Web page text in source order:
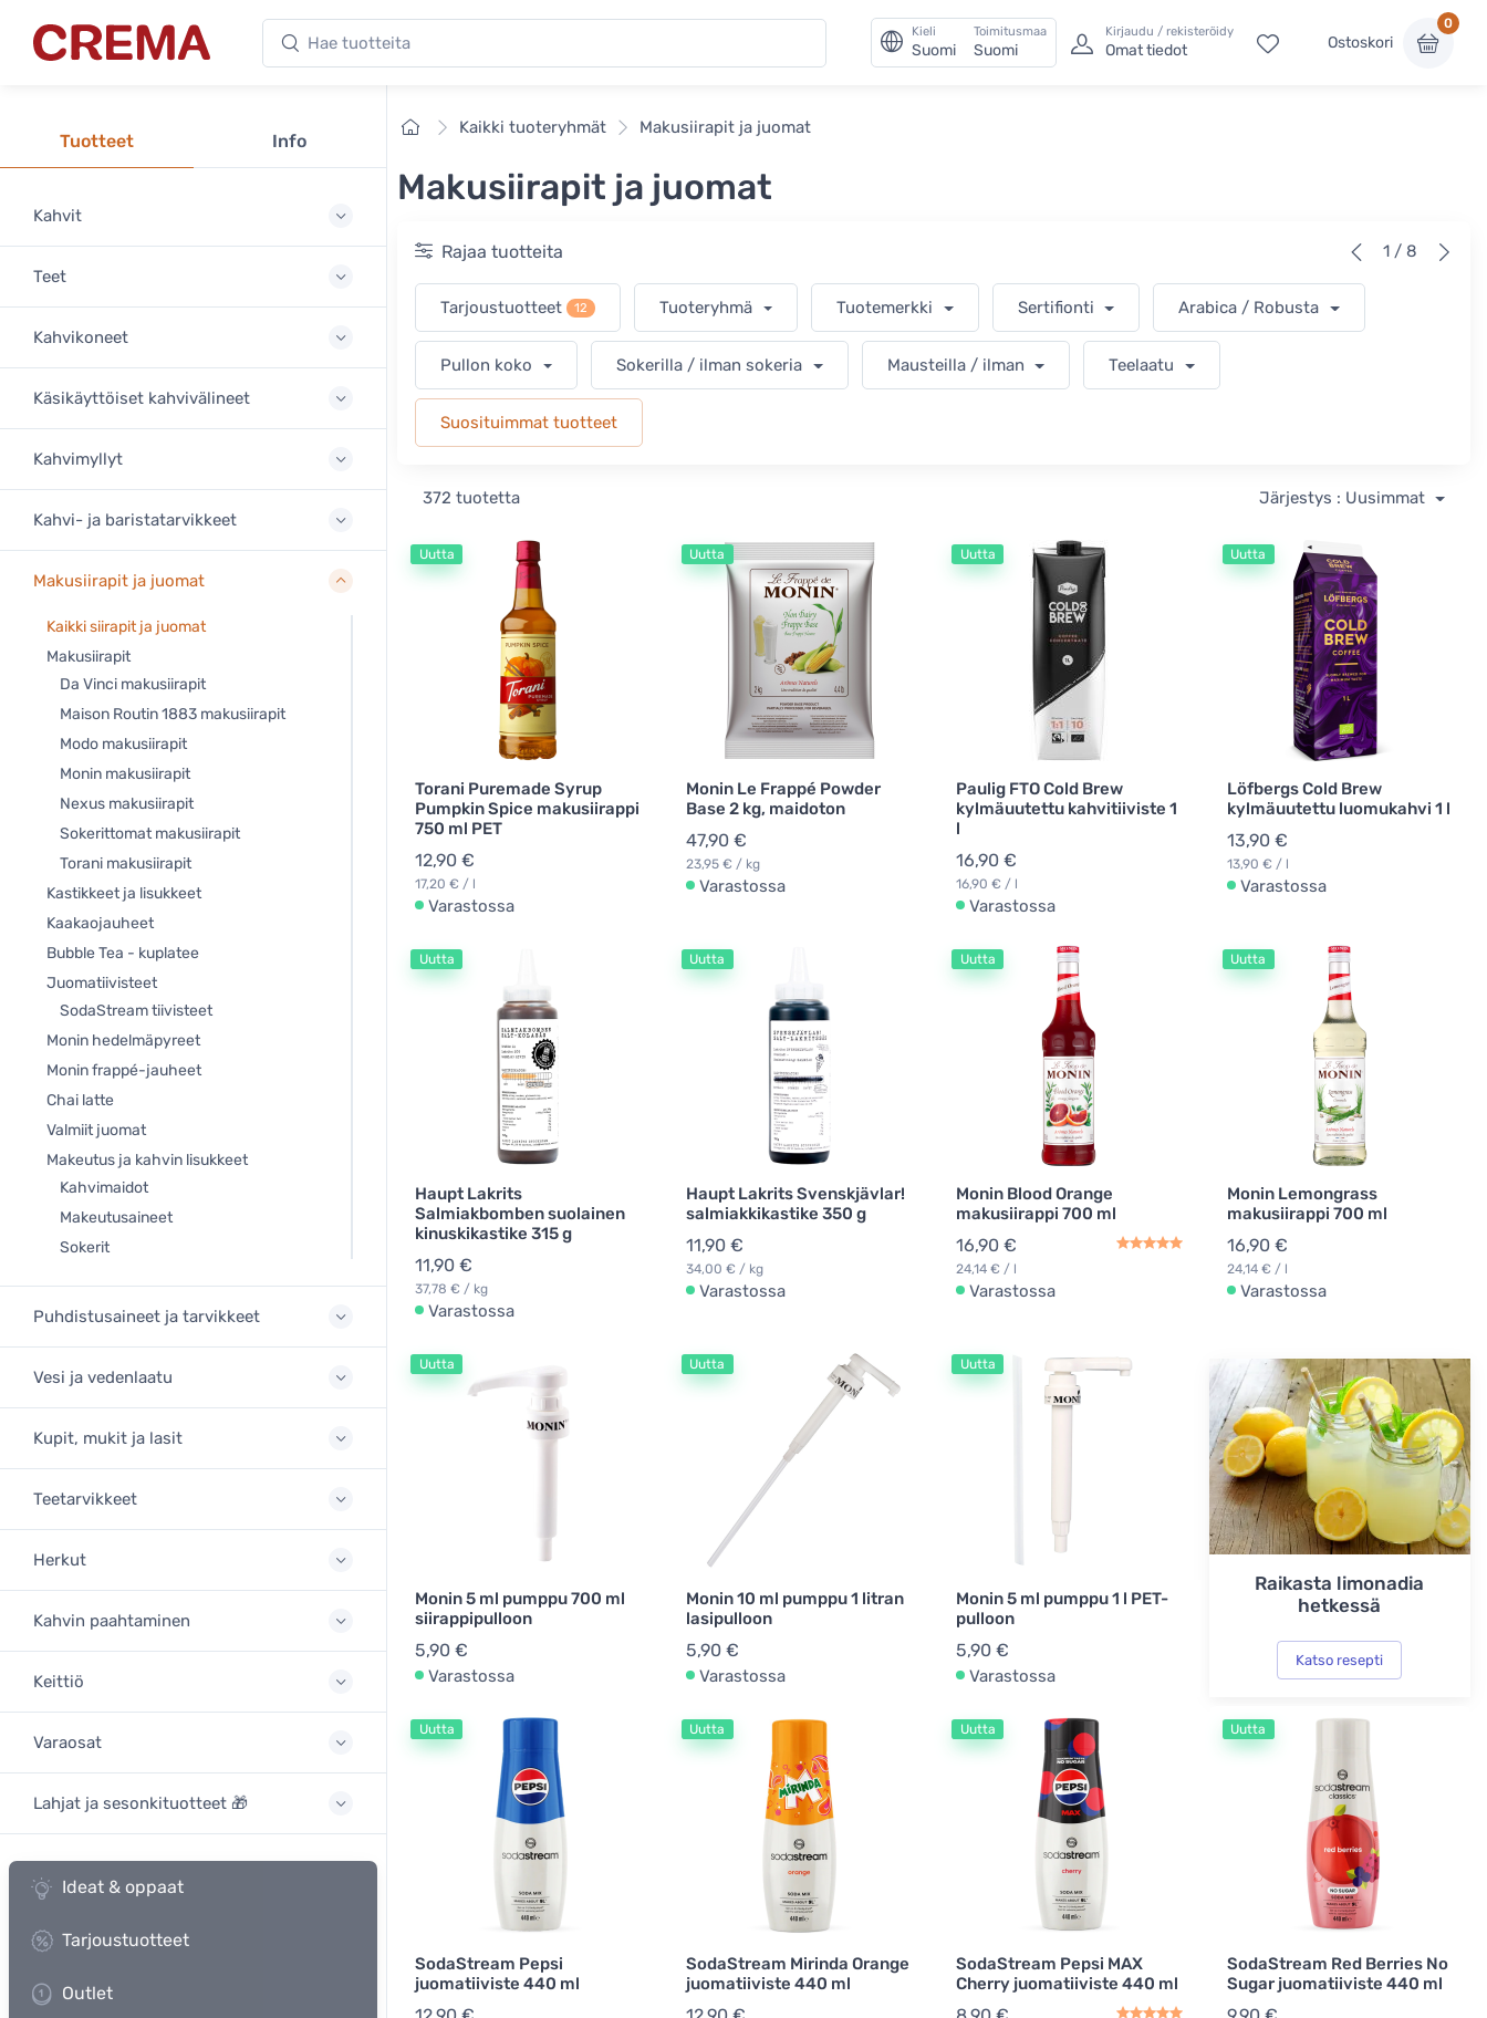
Crema Hae tuotteita Kieli
Suomi
Toimitusmaa
Suomi
Kirjaudu / rekisteröidy
Omat tiedot Ostoskori
0
Tuotteet Info
Kahvit
Teet
Kahvikoneet
Käsikäyttöiset kahvivälineet
Kahvimyllyt
Kahvi- ja baristatarvikkeet
Makusiirapit ja juomat
Kaikki siirapit ja juomat
Makusiirapit
Da Vinci makusiirapit
Maison Routin 1883 makusiirapit
Modo makusiirapit
Monin makusiirapit
Nexus makusiirapit
Sokerittomat makusiirapit
Torani makusiirapit
Kastikkeet ja lisukkeet
Kaakaojauheet
Bubble Tea - kuplatee
Juomatiivisteet
SodaStream tiivisteet
Monin hedelmäpyreet
Monin frappé-jauheet
Chai latte
Valmiit juomat
Makeutus ja kahvin lisukkeet
Kahvimaidot
Makeutusaineet
Sokerit
Puhdistusaineet ja tarvikkeet
Vesi ja vedenlaatu
Kupit, mukit ja lasit
Teetarvikkeet
Herkut
Kahvin paahtaminen
Keittiö
Varaosat
Lahjat ja sesonkituotteet 🎁
Ideat & oppaat
Tarjoustuotteet
Outlet
EtusivuKaikki tuoteryhmät Makusiirapit ja juomat
Makusiirapit ja juomat
Rajaa tuotteita 1 / 8
Tarjoustuotteet 12 Tuoteryhmä Tuotemerkki Sertifionti Arabica / Robusta
Pullon koko Sokerilla / ilman sokeria Mausteilla / ilman Teelaatu
Suosituimmat tuotteet
372 tuotetta Järjestys : Uusimmat
Uutta
Torani Puremade Syrup
Pumpkin Spice makusiirappi
750 ml PET
12,90 €
17,20 € / l
Varastossa
Uutta
Monin Le Frappé Powder
Base 2 kg, maidoton
47,90 €
23,95 € / kg
Varastossa
Uutta
Paulig FTO Cold Brew
kylmäuutettu kahvitiiviste 1
l
16,90 €
16,90 € / l
Varastossa
Uutta
Löfbergs Cold Brew
kylmäuutettu luomukahvi 1 l
13,90 €
13,90 € / l
Varastossa
Uutta
Haupt Lakrits
Salmiakbomben suolainen
kinuskikastike 315 g
11,90 €
37,78 € / kg
Varastossa
Uutta
Haupt Lakrits Svenskjävlar!
salmiakkikastike 350 g
11,90 €
34,00 € / kg
Varastossa
Uutta
Monin Blood Orange
makusiirappi 700 ml
16,90 €
24,14 € / l
Varastossa
Uutta
Monin Lemongrass
makusiirappi 700 ml
16,90 €
24,14 € / l
Varastossa
Uutta
Monin 5 ml pumppu 700 ml
siirappipulloon
5,90 €
Varastossa
Uutta
Monin 10 ml pumppu 1 litran
lasipulloon
5,90 €
Varastossa
Uutta
Monin 5 ml pumppu 1 l PET-
pulloon
5,90 €
Varastossa
Raikasta limonadia
hetkessä
Katso resepti
Uutta
SodaStream Pepsi
juomatiiviste 440 ml
Uutta
SodaStream Mirinda Orange
juomatiiviste 440 ml
Uutta
SodaStream Pepsi MAX
Cherry juomatiiviste 440 ml
Uutta
SodaStream Red Berries No
Sugar juomatiiviste 440 ml